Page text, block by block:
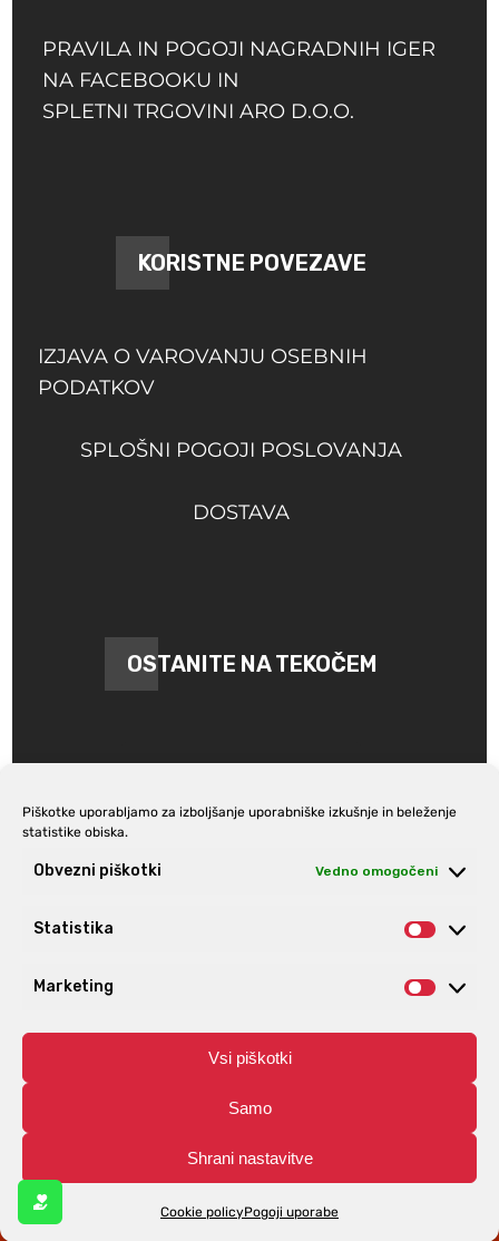
Piškotke uporabljamo za izboljšanje uporabniške izkušnje in beleženje
statistike obiska.
Obvezni piškotki Vedno omogočeni
Statistika
Marketing
Vsi piškotki
Samo
Shrani nastavitve
Cookie policyPogoji uporabe
PRAVILA IN POGOJI NAGRADNIH IGER
NA FACEBOOKU IN
SPLETNI TRGOVINI ARO D.O.O.
KORISTNE POVEZAVE
IZJAVA O VAROVANJU OSEBNIH
PODATKOV
SPLOŠNI POGOJI POSLOVANJA
DOSTAVA
OSTANITE NA TEKOČEM
© Aro | Vse pravice pridržane. | Izdelava spletnih trgovin
Spletnik.si